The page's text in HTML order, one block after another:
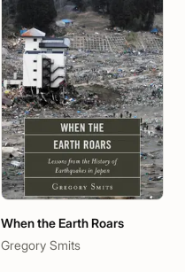
When the Earth Roars
Gregory Smits